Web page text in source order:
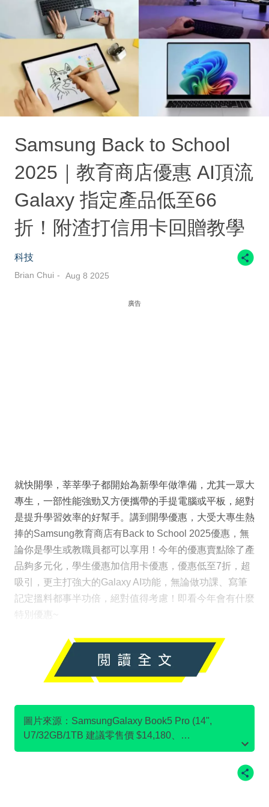
Samsung Back to School
2025｜教育商店優惠 AI頂流
Galaxy 指定產品低至66
折！附渣打信用卡回贈教學
科技
Brian Chui Aug 8 2025
廣告
就快開學，莘莘學子都開始為新學年做準備，尤其一眾大
專生，一部性能強勁又方便攜帶的手提電腦或平板，絕對
是提升學習效率的好幫手。講到開學優惠，大受大專生熱
捧的Samsung教育商店有Back to School 2025優惠，無
論你是學生或教職員都可以享用！今年的優惠賣點除了產
品夠多元化，學生優惠加信用卡優惠，優惠低至7折，超
吸引，更主打強大的Galaxy AI功能，無論做功課、寫筆
記定搵料都事半功倍，絕對值得考慮！即看今年會有什麼
特別優惠~
圖片來源：SamsungGalaxy Book5 Pro (14",
U7/32GB/1TB 建議零售價 $14,180、
SamsungGalaxy Book4 (15.6”, i7/16GB/512GB 建議